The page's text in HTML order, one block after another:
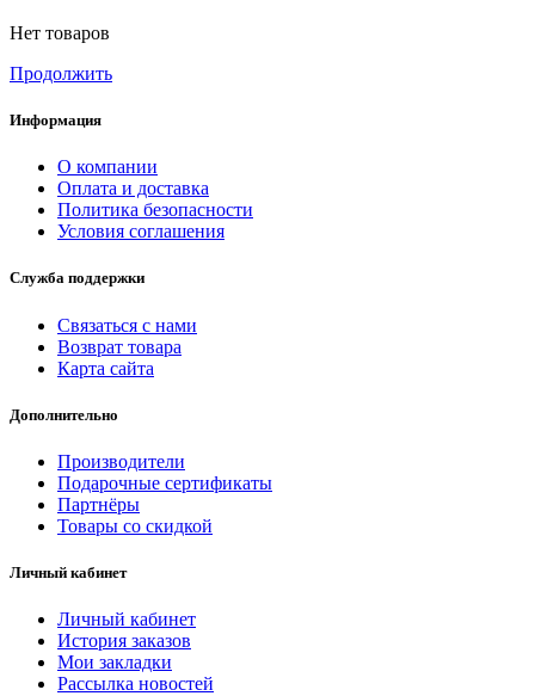
Нет товаров
Продолжить
Информация
О компании
Оплата и доставка
Политика безопасности
Условия соглашения
Служба поддержки
Связаться с нами
Возврат товара
Карта сайта
Дополнительно
Производители
Подарочные сертификаты
Партнёры
Товары со скидкой
Личный кабинет
Личный кабинет
История заказов
Мои закладки
Рассылка новостей